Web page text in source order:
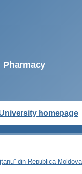
Pharmacy
University homepage
din Republica Moldova